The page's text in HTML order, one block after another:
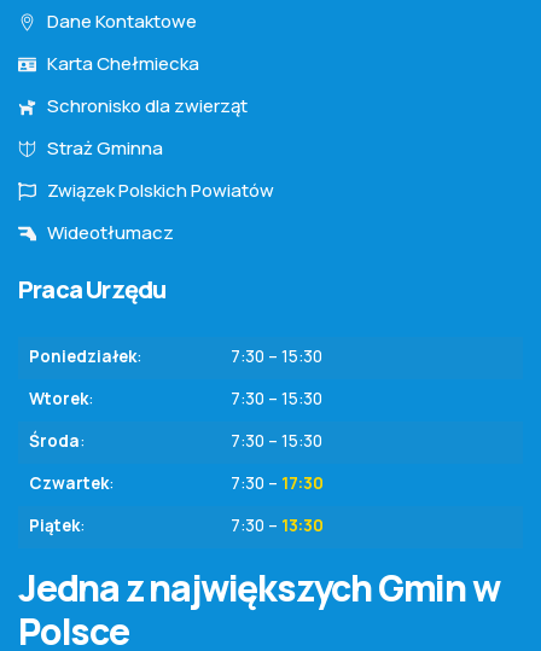
Praca Urzędu
Poniedziałek:
7:30 – 15:30
Wtorek:
7:30 – 15:30
Środa:
7:30 – 15:30
Czwartek: 7:30 – 17:30
Piątek: 7:30 – 13:30
Dane Kontaktowe
Karta Chełmiecka
Schronisko dla zwierząt
Straż Gminna
Związek Polskich Powiatów
Wideotłumacz
Jedna z największych Gmin w
Polsce